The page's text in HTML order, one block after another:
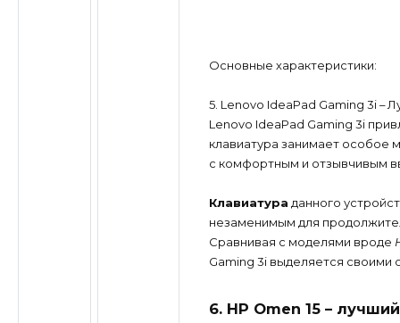
Основные характеристики:
5. Lenovo IdeaPad Gaming 3i –
Lenovo IdeaPad Gaming 3i
клавиатура занимает особое
с комфортным и отзывчивым
Клавиатура данного
незаменимым для
Сравнивая с моделями вроде
Gaming 3i выделяется своими
6. HP Omen 15 –